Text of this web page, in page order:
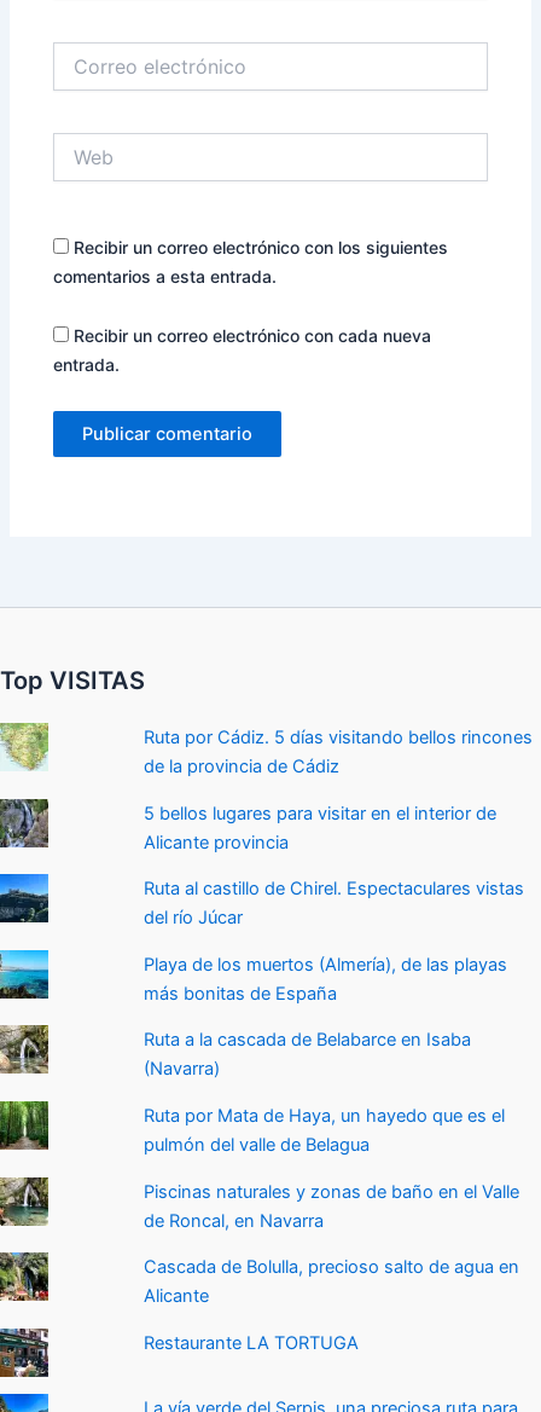
electrónico
Recibir un correo electrónico con los siguientes
comentarios a esta entrada.
Recibir un correo electrónico con cada nueva
entrada.
Top VISITAS
Ruta por Cádiz. 5 días visitando bellos rincones
de la provincia de Cádiz
5 bellos lugares para visitar en el interior de
Alicante provincia
Ruta al castillo de Chirel. Espectaculares vistas
del río Júcar
Playa de los muertos (Almería), de las playas
más bonitas de España
Ruta a la cascada de Belabarce en Isaba
(Navarra)
Ruta por Mata de Haya, un hayedo que es el
pulmón del valle de Belagua
Piscinas naturales y zonas de baño en el Valle
de Roncal, en Navarra
Cascada de Bolulla, precioso salto de agua en
Alicante
Restaurante LA TORTUGA